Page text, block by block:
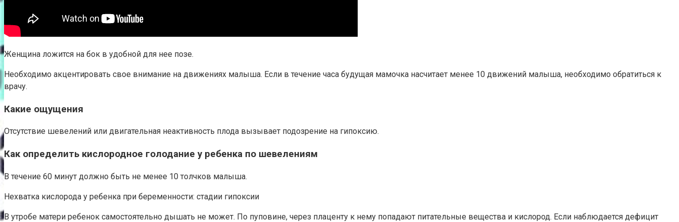
Женщина ложится на бок в удобной для нее позе.
Необходимо акцентировать свое внимание на движениях малыша. Если в течение часа будущая мамочка насчитает менее 10 движений малыша, необходимо обратиться к
врачу.
Какие ощущения
Отсутствие шевелений или двигательная неактивность плода вызывает подозрение на гипоксию.
Как определить кислородное голодание у ребенка по шевелениям
В течение 60 минут должно быть не менее 10 толчков малыша.
Нехватка кислорода у ребенка при беременности: стадии гипоксии
В утробе матери ребенок самостоятельно дышать не может. По пуповине, через плаценту к нему попадают питательные вещества и кислород. Если наблюдается дефицит